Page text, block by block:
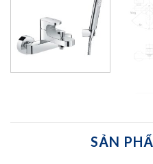
SẢN